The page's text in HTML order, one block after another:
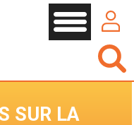
SUR LA